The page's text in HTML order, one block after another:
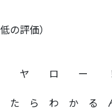
評価）
ヤ ロ ー ！
た ら わ か る